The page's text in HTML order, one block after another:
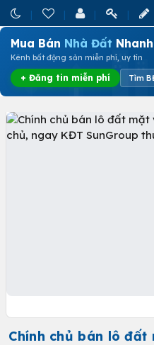
Mua Bán Nhà Đất
Kênh bất động sản miễn phí, uy tín
+ Đăng tin miễn phí Tìm
Chính chủ bán lô đất